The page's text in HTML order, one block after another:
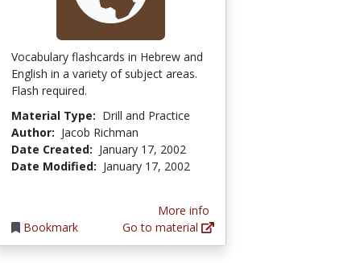
Vocabulary flashcards in Hebrew and
English in a variety of subject areas.
Flash required.
Material Type: Drill and Practice
Author: Jacob Richman
Date Created: January 17, 2002
Date Modified: January 17, 2002
Bookmark
More info
Go to material